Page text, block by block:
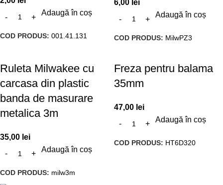
Adaugă în coș
COD PRODUS: 001.41.131
6,00 lei
Adaugă în coș
COD PRODUS: MilwPZ3
Ruleta Milwakee cu
carcasa din plastic
banda de masurare
metalica 3m
35,00 lei
Adaugă în coș
COD PRODUS: milw3m
Freza pentru balama
35mm
47,00 lei
Adaugă în coș
COD PRODUS: HT6D320